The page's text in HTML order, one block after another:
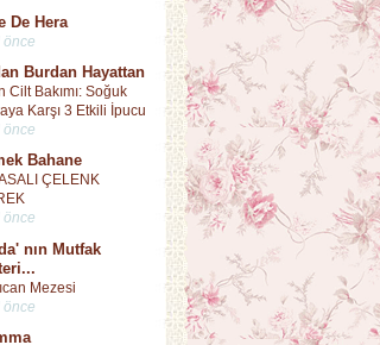
De Hera
önce
Burdan Hayattan
Cilt Bakımı: Soğuk
Karşı 3 Etkili İpucu
önce
Bahane
ÇELENK
önce
nın Mutfak
Mezesi
önce